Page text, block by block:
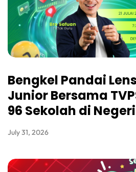
Bengkel Pandai
Junior Bersama
96 Sekolah di
July 31, 2026